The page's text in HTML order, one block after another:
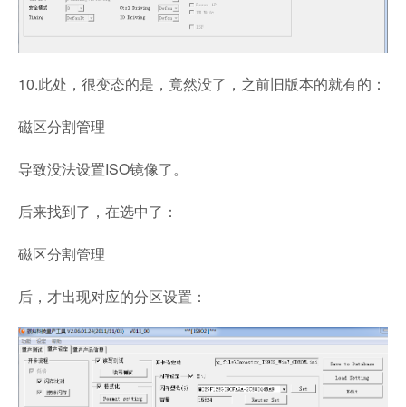
10.此处，很变态的是，竟然没了，之前旧版本的就有的：
磁区分割管理
导致没法设置ISO镜像了。
后来找到了，在选中了：
磁区分割管理
后，才出现对应的分区设置：